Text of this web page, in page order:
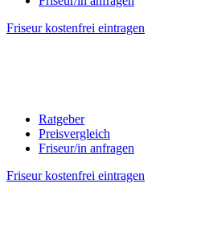
Friseur kostenfrei eintragen
Ratgeber
Preisvergleich
Friseur/in anfragen
Friseur kostenfrei eintragen